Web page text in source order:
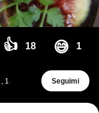
👍 18 😅 1
1
Seguimi